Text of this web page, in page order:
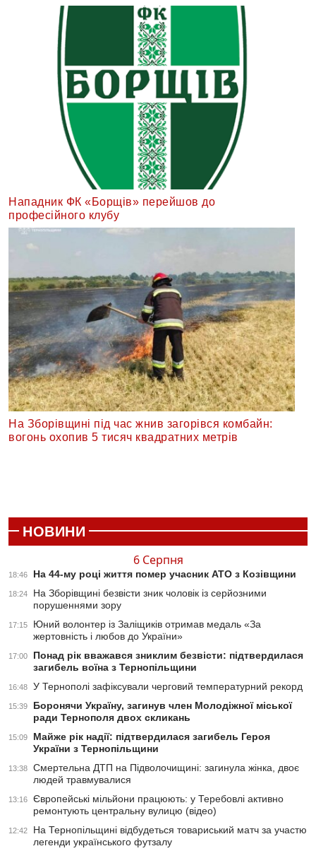
Нападник ФК «Борщів» перейшов до
професійного клубу
На Зборівщині під час жнив загорівся комбайн:
вогонь охопив 5 тисяч квадратних метрів
НОВИНИ
6 Серпня
18:46 На 44-му році життя помер учасник АТО з Козівщини
18:24
На Зборівщині безвісти зник чоловік із серйозними
порушеннями зору
17:15
Юний волонтер із Заліщиків отримав медаль «За
жертовність і любов до України»
17:00
Понад рік вважався зниклим безвісти: підтвердилася
загибель воїна з Тернопільщини
16:48 У Тернополі зафіксували черговий температурний рекорд
15:39
Боронячи Україну, загинув член Молодіжної міської
ради Тернополя двох скликань
15:09
Майже рік надії: підтвердилася загибель Героя
України з Тернопільщини
13:38
Смертельна ДТП на Підволочищині: загинула жінка, двоє
людей травмувалися
13:16
Європейські мільйони працюють: у Теребовлі активно
ремонтують центральну вулицю (відео)
12:42
На Тернопільщині відбудеться товариський матч за участю
легенди українського футзалу